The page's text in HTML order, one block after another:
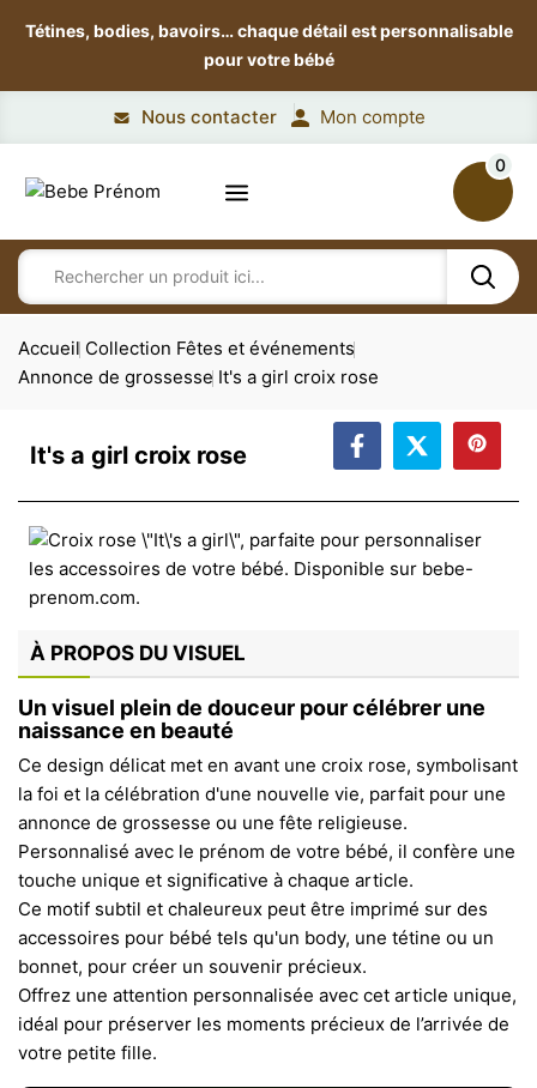
Tétines, bodies, bavoirs…chaque détail est personnalisable
pour votre bébé
Nous contacter Mon compte
0
Accueil Collection Fêtes et événements
Annonce de grossesse It's a girl croix rose
It's a girl croix rose
À PROPOS DU VISUEL
Un visuel plein de douceur pour célébrer une
naissance en beauté
Ce design délicat met en avant une croix rose, symbolisant
la foi et la célébration d'une nouvelle vie, parfait pour une
annonce de grossesse ou une fête religieuse.
Personnalisé avec le prénom de votre bébé, il confère une
touche unique et significative à chaque article.
Ce motif subtil et chaleureux peut être imprimé sur des
accessoires pour bébé tels qu'un body, une tétine ou un
bonnet, pour créer un souvenir précieux.
Offrez une attention personnalisée avec cet article unique,
idéal pour préserver les moments précieux de l’arrivée de
votre petite fille.